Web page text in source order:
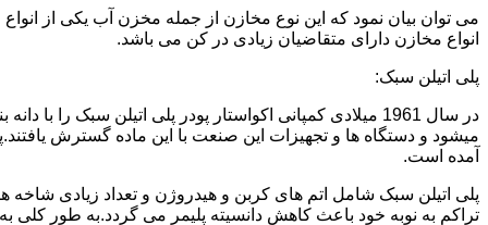
می توان بیان نمود که این نوع مخازن از جمله مخزن آب یکی از
انواع مخازن دارای متقاضیان زیادی در کن می باشد.
پلی اتیلن سبک:
میشود و دستگاه ها و تجهیزات این صنعت با این ماده گسترش
آمده است.
پلی اتیلن سبک شامل اتم های کربن و هیدروژن و تعداد زیادی
تراکم به نوبه خود باعث کاهش دانسیته پلیمر می گردد.به طور کلی به پلی اتیلن های با دانسیته 0.910 تا 0.925 گرم